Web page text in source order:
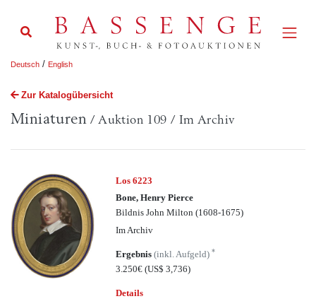
Deutsch / English
Zur Katalogübersicht
Miniaturen / Auktion 109 / Im Archiv
Los 6223
Bone, Henry Pierce
Bildnis John Milton (1608-1675)
Im Archiv
Ergebnis(inkl. Aufgeld)*
3.250€(US$ 3,736)
Details